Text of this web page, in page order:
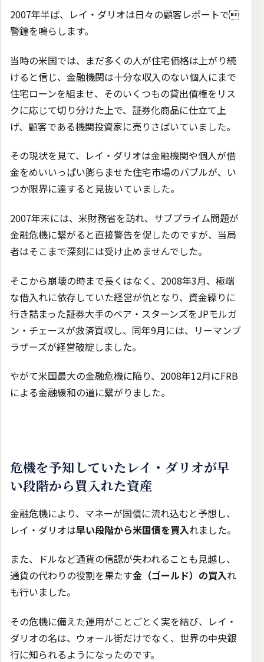
2007年半ば、レイ・ダリオは日々の顧客レポートで
警鐘を鳴らします。
当時の米国では、まだ多くの人が住宅価格は上がり続
けると信じ、金融機関は十分な収入のない個人にまで
住宅ローンを組ませ、そのいくつもの貸出債権をリス
クに応じて切り分けた上で、証券化商品に仕立て上
げ、顧客である機関投資家に売りさばいていました。
その現状を見て、レイ・ダリオは金融機関や個人が借
金をめいいっぱい膨らませた住宅市場のバブルが、い
つか限界に達すると見抜いていました。
2007年末には、米財務省を訪れ、サブプライム問題が
金融危機に繋がると直接警告を促したのですが、当局
者はそこまで深刻には受け止めませんでした。
そこから崩壊の時まで長くはなく、2008年3月、極端
な借入れに依存していた経営が仇となり、資金繰りに
行き詰まった証券大手のベア・スターンズをJPモルガ
ン・チェースが救済買収し、同年9月には、リーマンブ
ラザーズが経営破綻しました。
やがて米国最大の金融危機に陥り、2008年12月にFRB
による金融緩和の道に繋がりました。
危機を予知していたレイ・ダリオが早
い段階から買入れた資産
金融危機により、マネーが国債に流れ込むと予想し、
レイ・ダリオは早い段階から米国債を買入れました。
また、ドルなど通貨の信認が失われることも見越し、
通貨の代わりの役割を果たす金（ゴールド）の買入れ
も行いました。
その危機に備えた運用がことごとく実を結び、レイ・
ダリオの名は、ウォール街だけでなく、世界の中央銀
行に知られるようになったのです。